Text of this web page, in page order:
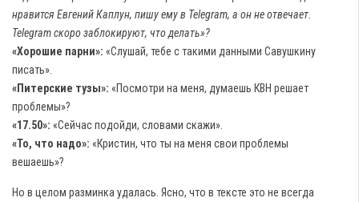
нравится Евгений Каплун, пишу ему в Telegram, а он не отвечает.
Telegram скоро заблокируют, что делать»?
«Хорошие парни»: «Слушай, тебе с такими данными Савушкину
писать».
«Питерские тузы»: «Посмотри на меня, думаешь КВН решает
проблемы»?
«17.50»: «Сейчас подойди, словами скажи».
«То, что надо»: «Кристин, что ты на меня свои проблемы
вешаешь»?
Но в целом разминка удалась. Ясно, что в тексте это не всегда